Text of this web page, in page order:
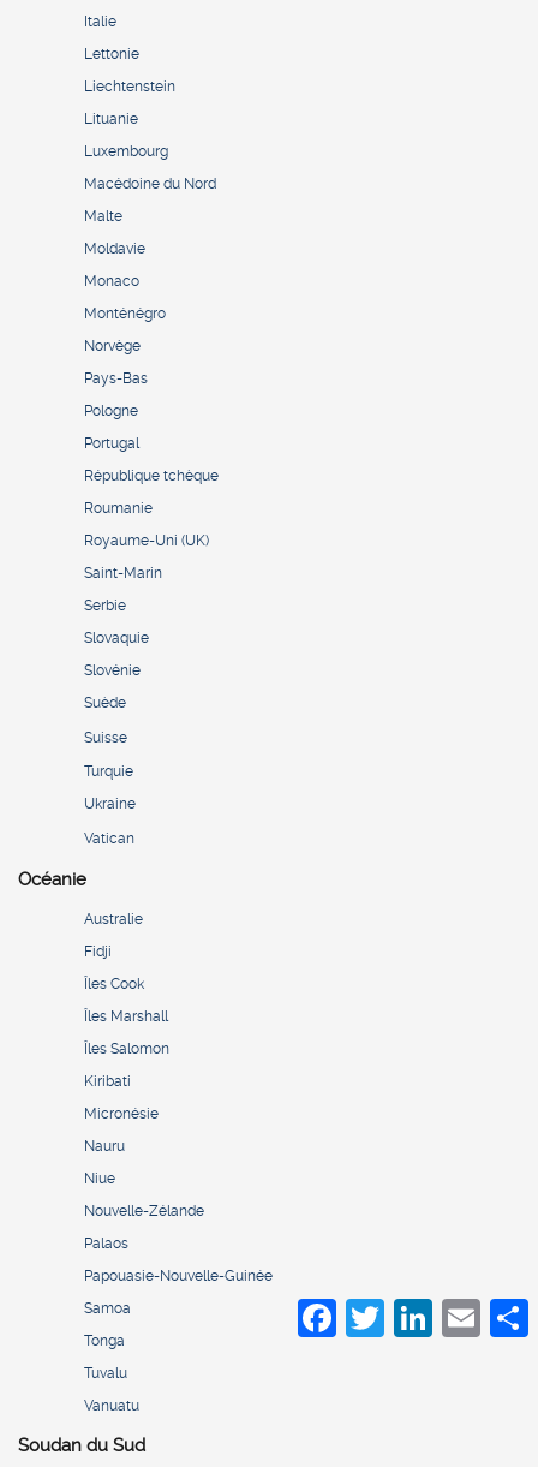
Italie
Lettonie
Liechtenstein
Lituanie
Luxembourg
Macédoine du Nord
Malte
Moldavie
Monaco
Monténégro
Norvège
Pays-Bas
Pologne
Portugal
République tchèque
Roumanie
Royaume-Uni (UK)
Saint-Marin
Serbie
Slovaquie
Slovénie
Suède
Suisse
Turquie
Ukraine
Vatican
Océanie
Australie
Fidji
Îles Cook
Îles Marshall
Îles Salomon
Kiribati
Micronésie
Nauru
Niue
Nouvelle-Zélande
Palaos
Papouasie-Nouvelle-Guinée
Samoa
Tonga
Tuvalu
Vanuatu
Soudan du Sud
FacebookTwitter LinkedInEmail